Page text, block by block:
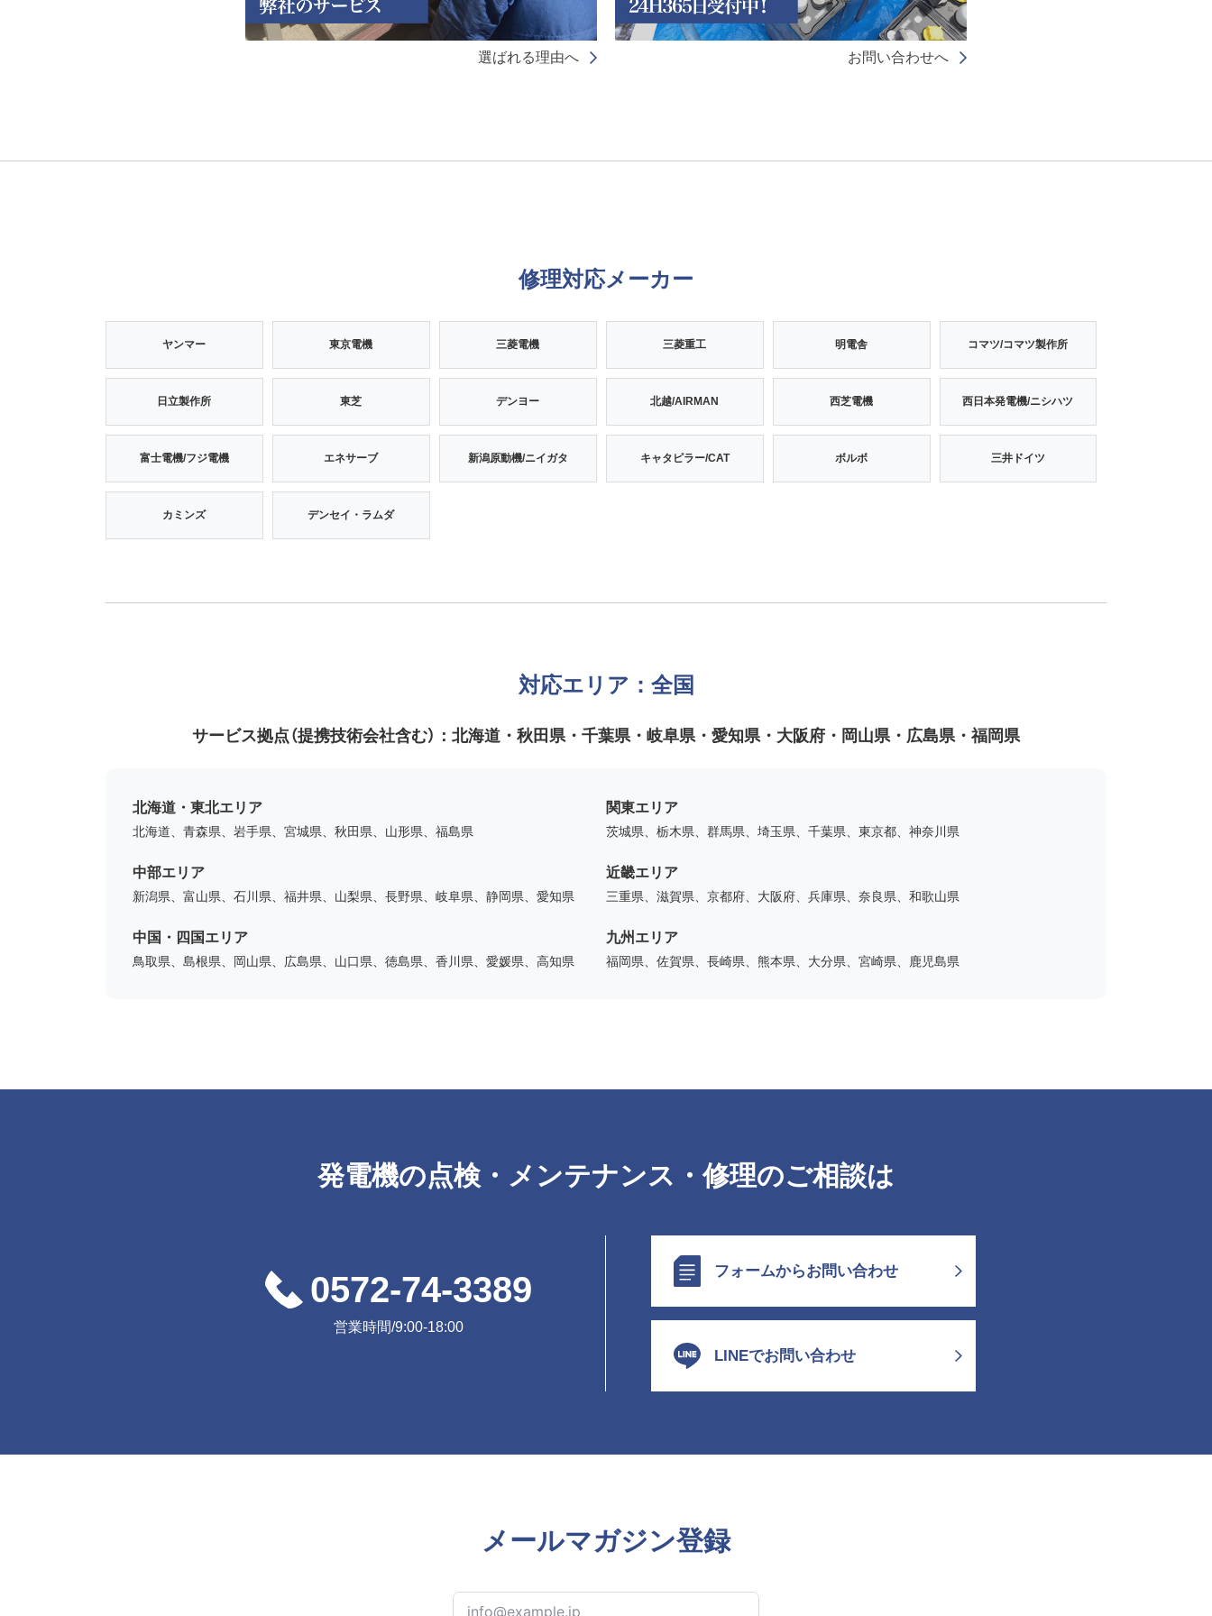
選ばれる理由へ お問い合わせへ
修理対応メーカー
ヤンマー 東京電機 三菱電機 三菱重工 明電舎 コマツ/コマツ製作所
日立製作所 東芝 デンヨー 北越/AIRMAN 西芝電機 西日本発電機/ニシハツ
富士電機/フジ電機 エネサーブ 新潟原動機/ニイガタ キャタピラー/CAT ボルボ 三井ドイツ
カミンズ デンセイ・ラムダ
対応エリア：全国
サービス拠点（提携技術会社含む）： 北海道・秋田県・千葉県・岐阜県・愛知県・大阪府・岡山県・広島県・福岡県
北海道・東北エリア
北海道、青森県、岩手県、宮城県、秋田県、山形県、福島県
関東エリア
茨城県、栃木県、群馬県、埼玉県、千葉県、東京都、神奈川県
中部エリア
新潟県、富山県、石川県、福井県、山梨県、長野県、岐阜県、静岡県、愛知県
近畿エリア
三重県、滋賀県、京都府、大阪府、兵庫県、奈良県、和歌山県
中国・四国エリア
鳥取県、島根県、岡山県、広島県、山口県、徳島県、香川県、愛媛県、高知県
九州エリア
福岡県、佐賀県、長崎県、熊本県、大分県、宮崎県、鹿児島県
発電機の点検・メンテナンス・修理のご相談は
0572-74-3389
営業時間/9:00-18:00
フォームからお問い合わせ
LINEでお問い合わせ
メールマガジン登録